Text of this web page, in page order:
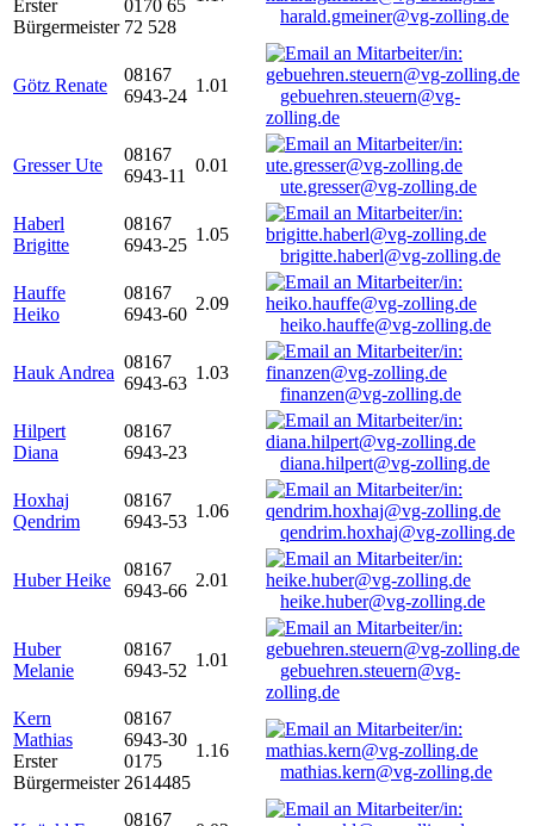
Erster
Bürgermeister
0170 65
72 528
harald.gmeiner@vg-zolling.de
Götz Renate
08167
6943-24
1.01
gebuehren.steuern@vg-
zolling.de
Gresser Ute
08167
6943-11
0.01
ute.gresser@vg-zolling.de
Haberl
Brigitte
08167
6943-25
1.05
brigitte.haberl@vg-zolling.de
Hauffe
Heiko
08167
6943-60
2.09
heiko.hauffe@vg-zolling.de
Hauk Andrea
08167
6943-63
1.03
finanzen@vg-zolling.de
Hilpert
Diana
08167
6943-23
diana.hilpert@vg-zolling.de
Hoxhaj
Qendrim
08167
6943-53
1.06
qendrim.hoxhaj@vg-zolling.de
Huber Heike
08167
6943-66
2.01
heike.huber@vg-zolling.de
Huber
Melanie
08167
6943-52
1.01
gebuehren.steuern@vg-
zolling.de
Kern
Mathias
Erster
Bürgermeister
08167
6943-30
0175
2614485
1.16
mathias.kern@vg-zolling.de
08167